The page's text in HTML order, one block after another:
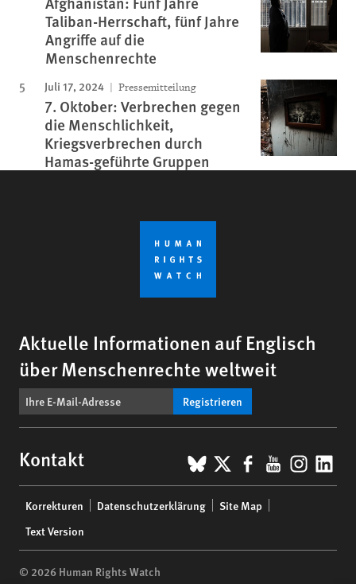
Taliban-Herrschaft, fünf Jahre
Angriffe auf die
Menschenrechte
Juli 17, 2024 Pressemitteilung
7. Oktober: Verbrechen gegen
die Menschlichkeit,
Kriegsverbrechen durch
Hamas-geführte Gruppen
Aktuelle Informationen auf Englisch
über Menschenrechte weltweit
Registrieren
Kontakt BlueSky
X Facebook
YouTube
menu
Korrekturen Datenschutzerklärung
Site Map
Text Version
© 2026 Human Rights Watch